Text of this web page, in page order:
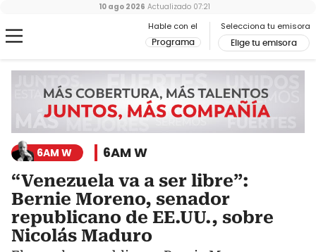
Hable con el
Programa
Selecciona tu emisora
Elige tu emisora
10 ago 2026 Actualizado 07:21
6AM W 6AM W
“Venezuela va a ser libre”:
Bernie Moreno, senador
republicano de EE.UU., sobre
Nicolás Maduro